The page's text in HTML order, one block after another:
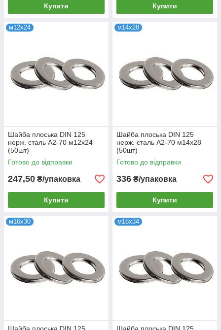
Купити Купити
м12х24
Шайба плоська DIN 125
нерж. сталь А2-70 м12х24
(50шт)
Готово до відправки
247,50 ₴/упаковка
Купити
м14х28
Шайба плоська DIN 125
нерж. сталь А2-70 м14х28
(50шт)
Готово до відправки
336 ₴/упаковка
Купити
м16х30 м18х34